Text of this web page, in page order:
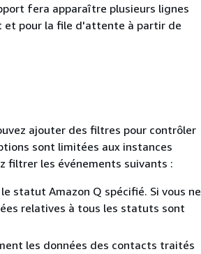
fera apparaître plusieurs lignes
et pour la file d'attente à partir de
ajouter des filtres pour contrôler
sont limitées aux instances
filtrer les événements suivants :
statut Amazon Q spécifié. Si vous ne
relatives à tous les statuts sont
les données des contacts traités